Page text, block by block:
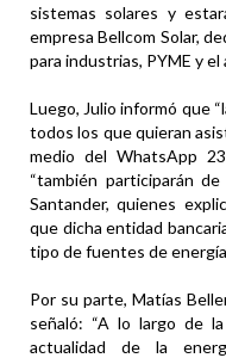
sistemas solares y
empresa Bellcom Solar,
para industrias, PYME y el
Luego, Julio informó que
todos los que quieran
medio del WhatsApp
“también participarán
Santander, quienes
que dicha entidad
tipo de fuentes de
Por su parte, Matías
señaló: “A lo largo de
actualidad de la